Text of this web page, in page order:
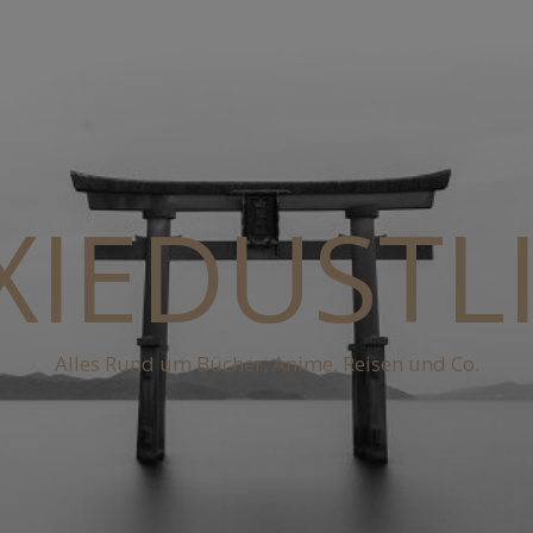
Alles Rund um Bücher, Anime, Reisen und Co.